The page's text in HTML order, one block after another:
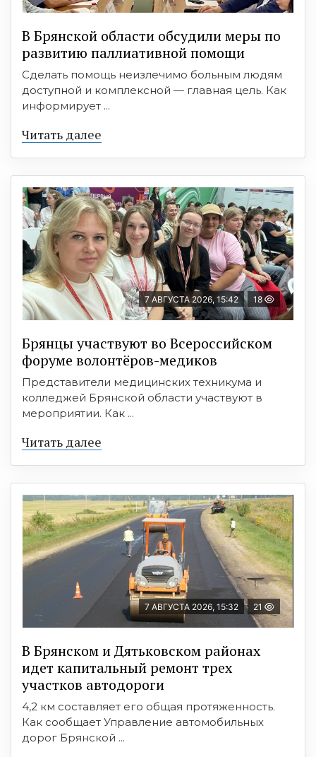
В Брянской области обсудили меры по
развитию паллиативной помощи
Сделать помощь неизлечимо больным людям
доступной и комплексной — главная цель. Как
информирует ...
Читать далее
7 АВГУСТА 2026, 15:42 18
Брянцы участвуют во Всероссийском
форуме волонтёров-медиков
Представители медицинских техникума и
колледжей Брянской области участвуют в
мероприятии. Как ...
Читать далее
7 АВГУСТА 2026, 15:32 21
В Брянском и Дятьковском районах
идет капитальный ремонт трех
участков автодороги
4,2 км составляет его общая протяженность.
Как сообщает Управление автомобильных
дорог Брянской ...